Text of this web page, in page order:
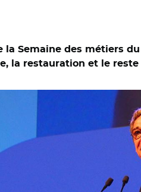
la Semaine des métiers
la restauration et le